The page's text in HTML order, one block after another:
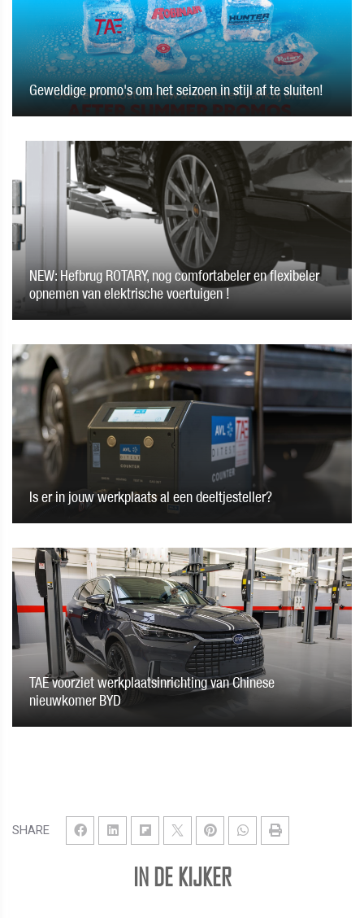
SHARE
Geweldige promo's om het seizoen in stijl af te sluiten!
NEW: Hefbrug ROTARY, nog comfortabeler en flexibeler
opnemen van elektrische voertuigen !
Is er in jouw werkplaats al een deeltjesteller?
TAE voorziet werkplaatsinrichting van Chinese
nieuwkomer BYD
IN DE KIJKER